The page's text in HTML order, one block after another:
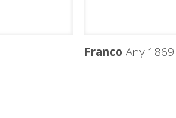
Franco Any 1869.